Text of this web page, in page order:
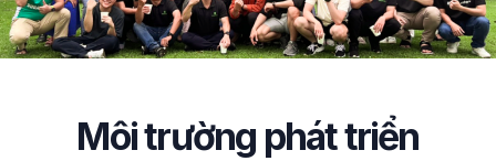
Môi trường phát triển